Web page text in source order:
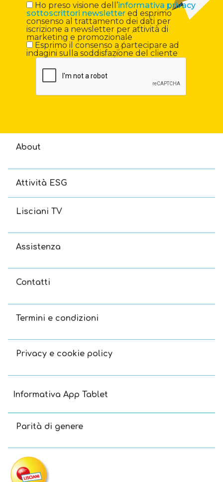
Ho preso visione dell’informativa privacy
sottoscrittori newslettered esprimo
consenso al trattamento dei dati per
iscrizione a newsletter per attività di
marketing e promozionale
Esprimo il consenso a partecipare ad
indagini sulla soddisfazione del cliente
About
Attività ESG
Lisciani TV
Assistenza
Contatti
Termini e condizioni
Privacy e cookie policy
Informativa App Tablet
Parità di genere